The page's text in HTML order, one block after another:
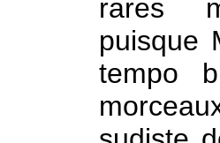
rares
puisque
tempo